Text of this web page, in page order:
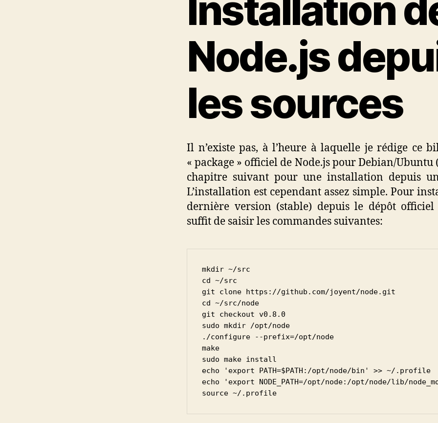
Installation
Node.js
les sources
Il n’existe pas, à l’heure à laquelle je rédige ce
« package » officiel de Node.js pour Debian/Ubuntu
chapitre suivant pour une installation depuis
L’installation est cependant assez simple. Pour
dernière version (stable) depuis le dépôt
suffit de saisir les commandes suivantes:
mkdir ~/src
cd ~/src
git clone https://github.com/joyent/node.git
cd ~/src/node
git checkout v0.8.0
sudo mkdir /opt/node
./configure --prefix=/opt/node
make
sudo make install
echo 'export PATH=$PATH:/opt/node/bin' >> ~/.profile
echo 'export NODE_PATH=/opt/node:/opt/node/lib/
source ~/.profile